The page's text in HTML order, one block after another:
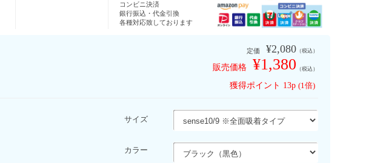
※代金引換は送料無料適応外となります
コンビニ決済
銀行振込・代金引換
各種対応致しております
定価 ¥2,080 （税込）
販売価格 ¥1,380 （税込）
獲得ポイント 13p (1倍)
サイズ
カラー